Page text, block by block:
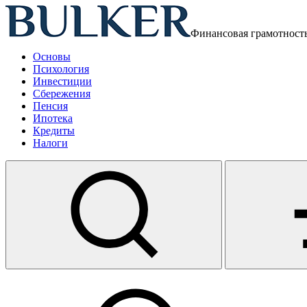
Финансовая
Основы
Психология
Инвестиции
Сбережения
Пенсия
Ипотека
Кредиты
Налоги